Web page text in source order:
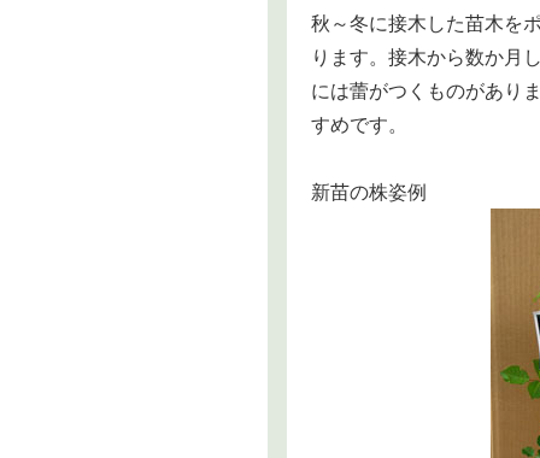
秋～冬に接木した苗木を
ります。接木から数か月
には蕾がつくものがあり
すめです。
新苗の株姿例